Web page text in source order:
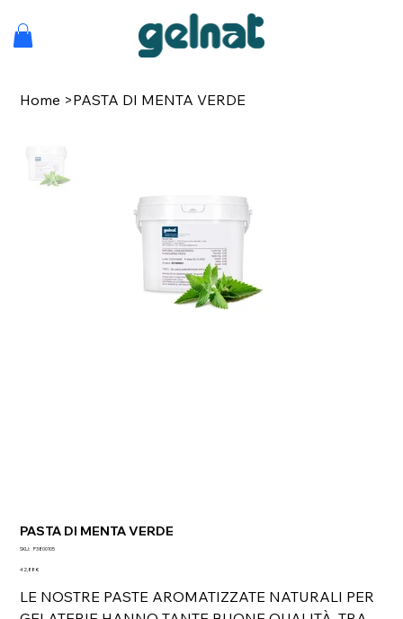
Home >PASTA DI MENTA VERDE
PASTA DI MENTA VERDE
SKU:
SKU
P3800105
Prezzo
42,88 €
LE NOSTRE PASTE AROMATIZZATE NATURALI PER